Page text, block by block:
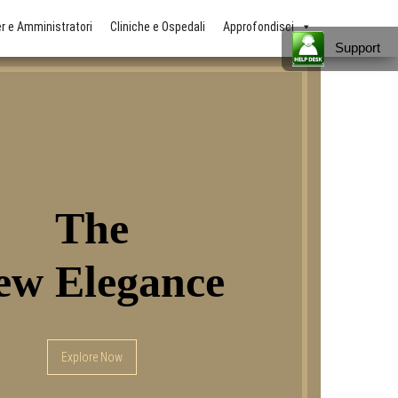
e Amministratori Cliniche e Ospedali Approfondisci
The
Elegance
Explore Now
Support